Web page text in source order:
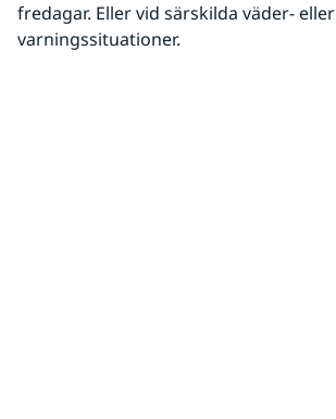
fredagar. Eller vid särskilda väder- eller
varningssituationer.